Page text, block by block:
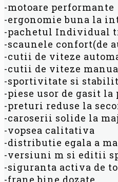
-motoare performante
-ergonomie buna la
-pachetul Individual
-scaunele confort(de
-cutii de viteze
-cutii de viteze
-sportivitate si
-piese usor de gasit
-preturi reduse la
-caroserii solide la
-vopsea calitativa
-distributie egala a
-versiuni m si editii
-siguranta activa de
-frane bine dozate